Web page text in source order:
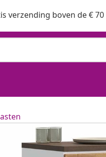
verzending boven de € 70